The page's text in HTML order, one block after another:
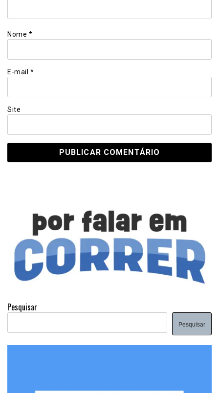
Nome *
E-mail *
Site
Pesquisar
Pesquisar